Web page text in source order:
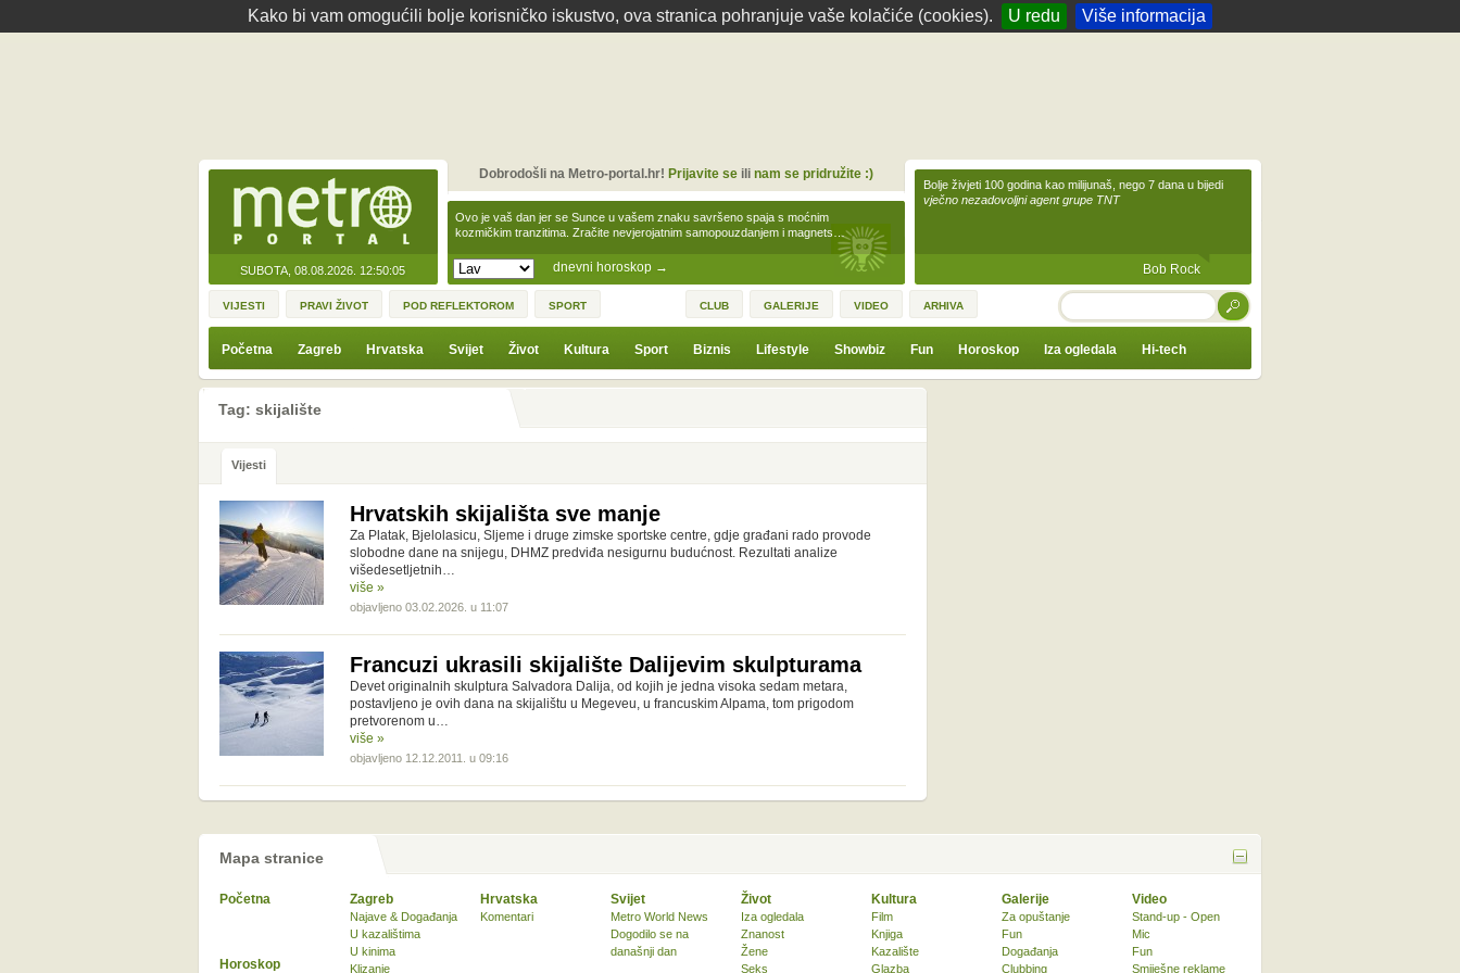
Kako bi vam omogućili bolje korisničko iskustvo, ova stranica pohranjuje vaše kolačiće (cookies). U redu Više informacija
SUBOTA, 08.08.2026. 12:50:05 dnevni horoskop →
Ovo je vaš dan jer se Sunce u vašem znaku savršeno spaja s moćnim
kozmičkim tranzitima. Zračite nevjerojatnim samopouzdanjem i magnets…
Dobrodošli na Metro-portal.hr! Prijavite seili nam se pridružite :)
Bolje živjeti 100 godina kao milijunaš, nego 7 dana u bijedi
vječno nezadovoljni agent grupe TNT
Bob Rock
VIJESTI PRAVI ŽIVOT POD REFLEKTOROM SPORT CLUB GALERIJE VIDEO ARHIVA TRAŽI
Početna Zagreb Hrvatska Svijet Život Kultura Sport Biznis Lifestyle Showbiz Fun Horoskop Iza ogledala Hi-tech
Tag: skijalište
Vijesti
Hrvatskih skijališta sve manje
Za Platak, Bjelolasicu, Sljeme i druge zimske sportske centre, gdje građani rado provode
slobodne dane na snijegu, DHMZ predviđa nesigurnu budućnost. Rezultati analize
višedesetljetnih…
više »
objavljeno 03.02.2026. u 11:07
Francuzi ukrasili skijalište Dalijevim skulpturama
Devet originalnih skulptura Salvadora Dalija, od kojih je jedna visoka sedam metara,
postavljeno je ovih dana na skijalištu u Megeveu, u francuskim Alpama, tom prigodom
pretvorenom u…
više »
objavljeno 12.12.2011. u 09:16
Mapa stranice
Početna Zagreb
Najave & Događanja
U kazalištima
U kinima
Klizanje
Hrvatska
Komentari
Svijet
Metro World News
Dogodilo se na
današnji dan
Život
Iza ogledala
Znanost
Žene
Seks
Kultura
Film
Knjiga
Kazalište
Glazba
Horoskop
Galerije
Za opuštanje
Fun
Događanja
Clubbing
Video
Stand-up - Open
Mic
Fun
Smiješne reklame